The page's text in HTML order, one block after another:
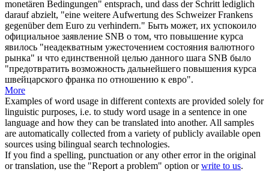
monetären Bedingungen" entsprach, und dass der Schritt lediglich
darauf abzielt, "eine weitere Aufwertung des Schweizer Frankens
gegenüber dem Euro zu verhindern." Быть может, их успокоило
официальное заявление SNB о том, что повышение курса
явилось "неадекватным ужесточением состояния валютного
рынка" и что единственной целью данного шага SNB было
"предотвратить возможность дальнейшего повышения курса
швейцарского франка по отношению к евро".
More
Examples of word usage in different contexts are provided solely for
linguistic purposes, i.e. to study word usage in a sentence in one
language and how they can be translated into another. All samples
are automatically collected from a variety of publicly available open
sources using bilingual search technologies.
If you find a spelling, punctuation or any other error in the original
or translation, use the "Report a problem" option orwrite to us.